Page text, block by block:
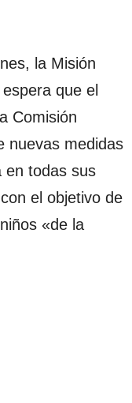
la Misión
que el
Comisión
nuevas medidas
en todas sus
el objetivo de
«de la